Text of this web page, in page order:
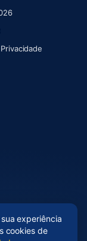
experiência
cookies de